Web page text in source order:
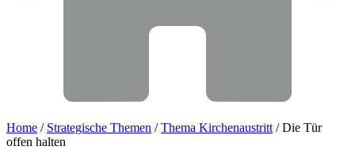
Home / Strategische Themen /Thema Kirchenaustritt /Die Tür
offen halten